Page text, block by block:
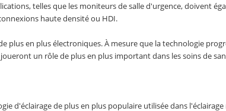
telles que les moniteurs de salle d'urgence, doivent
haute densité ou HDI.
plus en plus électroniques. À mesure que la technologie
un rôle de plus en plus important dans les soins de
d'éclairage de plus en plus populaire utilisée dans